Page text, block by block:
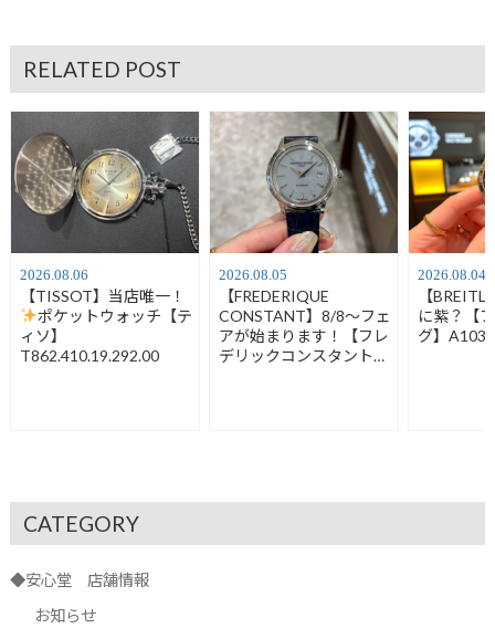
RELATED POST
2026.08.06
【TISSOT】当店唯一！
ポケットウォッチ【テ
ィソ】
T862.410.19.292.00
2026.08.05
【FREDERIQUE
CONSTANT】8/8～フェ
アが始まります！【フレ
デリックコンスタント】
2026.08.04
【
に紫？【
グ】
CATEGORY
◆安心堂 店舗情報
お知らせ